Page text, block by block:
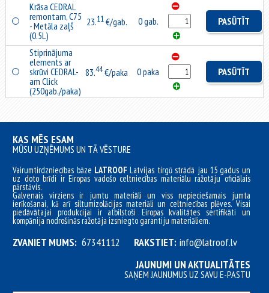
Krāsa CEDRAL
remontam, C75
- Metāla zaļš
(0.5L)
23.11€/gab. 0 gab. PASŪTĪT
Stiprinājuma
elements ar
skrūvi CEDRAL-
am Click
(250gab./paka)
83.44€/paka 0 paka PASŪTĪT
KAS MĒS ESAM
MŪSU UZŅĒMUMS UN TĀ VĒSTURE
Vairumtirdzniecības bāze LATROOFLatvijas tirgū strādā jau 15 gadus un
uz doto brīdi ir Eiropas vadošo celtniecības materiālu ražotāju oficiālais
pārstāvis.
Galvenais virziens ir jumtu materiāli un viss nepieciešamais jumta
ierīkošanai, kā arī siltumizolācijas materiāli un celtniecības plēves. Visai
piedāvātajai produkcijai ir atbilstoši Eiropas kvalitātes sertifikāti un
kompānija nodrošinās ražotāja izsniegto garantiju materiāliem.
ZVANIET MUMS: 67341112 RAKSTIET: info@latroof.lv
JAUNUMI UN AKTUALITĀTES
SAŅEM JAUNUMUS UZ SAVU E-PASTU